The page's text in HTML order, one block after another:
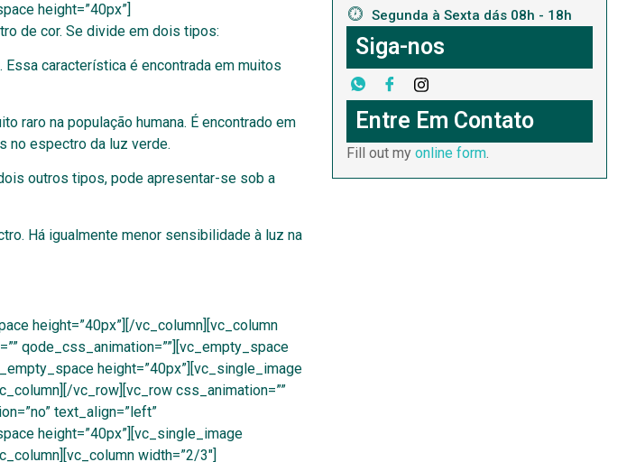
height=”40px”]
de cor. Se divide em dois tipos:
Essa característica é encontrada em muitos
raro na população humana. É encontrado em
no espectro da luz verde.
outros tipos, pode apresentar-se sob a
Há igualmente menor sensibilidade à luz na
height=”40px”][/vc_column][vc_column
qode_css_animation=””][vc_empty_space
height=”40px”][vc_single_image
vc_row][vc_row css_animation=””
text_align=”left”
height=”40px”][vc_single_image
width=”2/3″]
Segunda à Sexta dás 08h - 18h
Siga-nos
Entre Em Contato
Fill out my online form.